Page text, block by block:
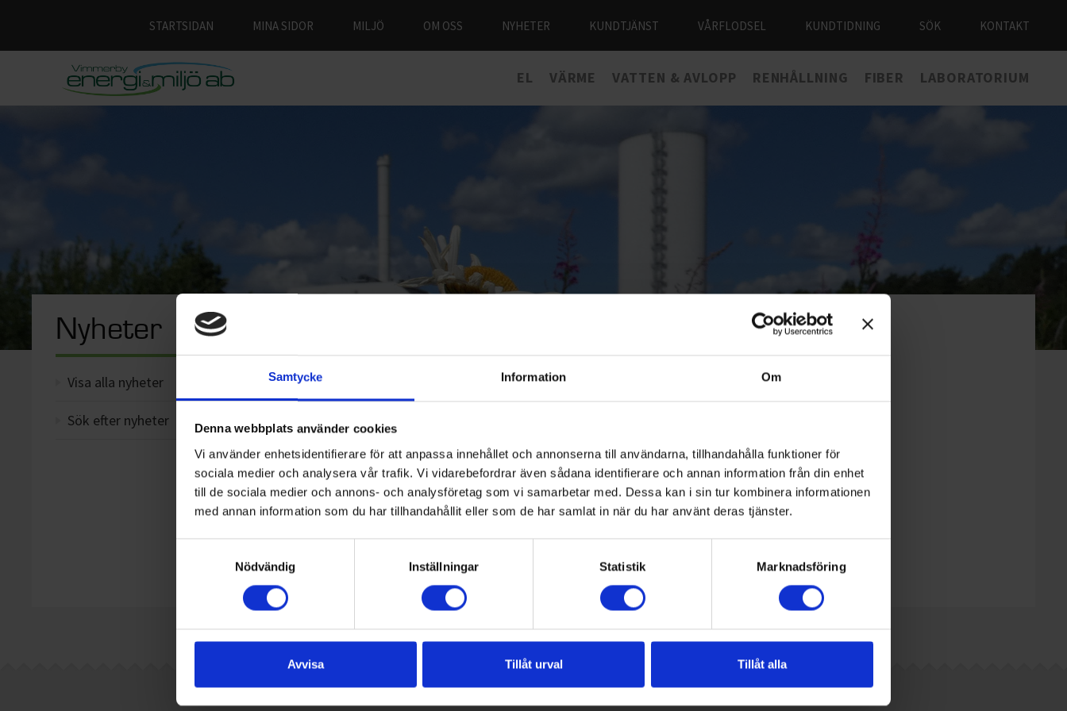
Samtycke Information Om
Denna webbplats använder cookies
Vi använder enhetsidentifierare för att anpassa innehållet och annonserna till användarna, tillhandahålla funktioner för
sociala medier och analysera vår trafik. Vi vidarebefordrar även sådana identifierare och annan information från din enhet
till de sociala medier och annons- och analysföretag som vi samarbetar med. Dessa kan i sin tur kombinera informationen
med annan information som du har tillhandahållit eller som de har samlat in när du har använt deras tjänster.
Nödvändig
Inställningar Statistik Marknadsföring
Avvisa Tillåt urval Tillåt alla
STARTSIDAN MINA SIDOR MILJÖ OM OSS NYHETER KUNDTJÄNST VÅRFLODSEL KUNDTIDNING SÖK KONTAKT
EL VÄRME VATTEN & AVLOPP RENHÅLLNING FIBER LABORATORIUM
Nyheter
Visa alla nyheter
Sök efter nyheter
Kundtjänst stängt pga utbildning
Imorgon tisdag 18/11 har kundtjänst begränsade öppettider pga
utbildning. Du kan nå oss på telefon mellan 08.00-09.00. Övriga tider
går det bra att lägga ditt ärende via kontaktformulär här på
hemsidan så hanterar vi det så snart vi kan.
Vi önskar er en trevlig dag!